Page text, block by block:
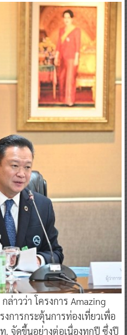
กล่าวว่า โครงการ Amazing